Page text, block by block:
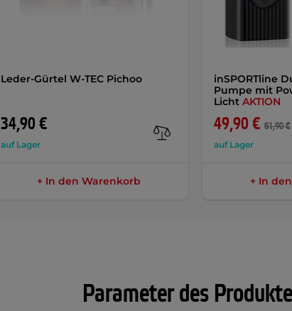
Leder-Gürtel W-TEC Pichoo
34,90 €
auf Lager
+ In den Warenkorb
inSPORTline
Pumpe mit
Licht AKTION
49,90 € 61,90 €
auf Lager
+ In
Parameter des